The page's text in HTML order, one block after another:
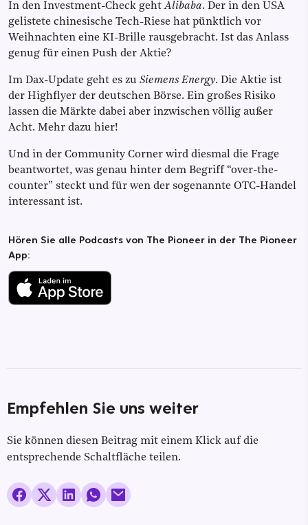
In den Investment-Check gehtAlibaba. Der in den USA
gelistete chinesische Tech-Riese hat pünktlich vor
Weihnachten eine KI-Brille rausgebracht. Ist das Anlass
genug für einen Push der Aktie?
Im Dax-Update geht es zu Siemens Energy. Die Aktie ist
der Highflyer der deutschen Börse. Ein großes Risiko
lassen die Märkte dabei aber inzwischen völlig außer
Acht. Mehr dazu hier!
Und in der Community Corner wird diesmal die Frage
beantwortet, was genau hinter dem Begriff “over-the-
counter” steckt und für wen der sogenannte OTC-Handel
interessant ist.
Hören Sie alle Podcasts von The Pioneer in der The Pioneer
App:
Empfehlen Sie uns weiter
Sie können diesen Beitrag mit einem Klick auf die
entsprechende Schaltfläche teilen.